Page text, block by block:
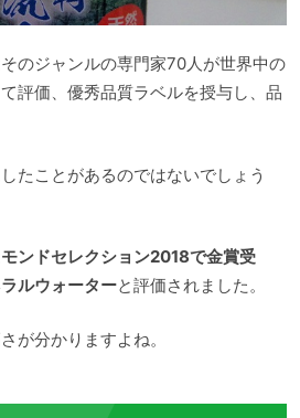
のジャンルの専門家70人が世界中の
評価、優秀品質ラベルを授与し、品
たことがあるのではないでしょう
モンドセレクション2018で金賞受
ルウォーターと評価されました。
が分かりますよね。